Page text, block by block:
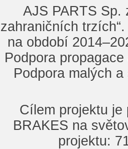
AJS PARTS Sp.
zahraničních
na období
Podpora
Podpora malých
Cílem projektu je
BRAKES na
projektu: